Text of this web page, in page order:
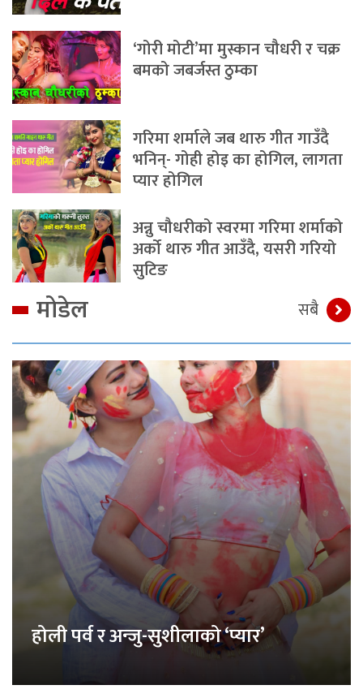
‘गोरी मोटी’मा मुस्कान चौधरी र चक्र
बमको जबर्जस्त ठुम्का
गरिमा शर्माले जब थारु गीत गाउँदै
भनिन्- गोही होइ का होगिल, लागता
प्यार होगिल
अन्नु चौधरीको स्वरमा गरिमा शर्माको
अर्को थारु गीत आउँदै, यसरी गरियो
सुटिङ
मोडेल सबै
होली पर्व र अन्जु-सुशीलाको ‘प्यार’